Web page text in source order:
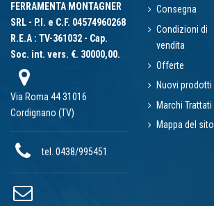
FERRAMENTA MONTAGNER
SRL - P.I. e C.F. 04574960268
R.E.A : TV-361032 - Cap.
Soc. int. vers. €. 30000,00.
Via Roma 44 31016
Cordignano (TV)
tel. 0438/995451
Consegna
Condizioni di
vendita
Offerte
Nuovi prodotti
Marchi Trattati
Mappa del sito